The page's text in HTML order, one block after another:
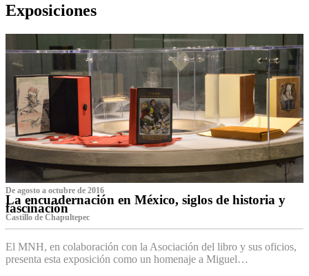
Exposiciones
De agosto a octubre de 2016
La encuadernación en México, siglos de historia y
fascinación
Castillo de Chapultepec
El MNH, en colaboración con la Asociación del libro y sus oficios,
presenta esta exposición como un homenaje a Miguel…